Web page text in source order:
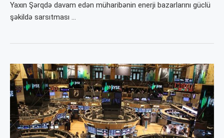
Yaxın Şərqdə davam edən müharibənin enerji bazarlarını güclü
şəkildə sarsıtması …